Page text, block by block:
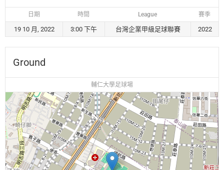
日期 時間 League 賽季
19 10 月, 2022 3:00 下午 台灣企業甲級足球聯賽 2022
Ground
輔仁大學足球場